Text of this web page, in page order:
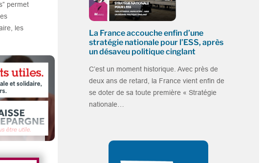
permet
les
La France accouche enfin d’une
stratégie nationale pour l’ESS, après
un désaveu politique cinglant
C’est un moment historique. Avec près de
deux ans de retard, la France vient enfin de
se doter de sa toute première « Stratégie
nationale…